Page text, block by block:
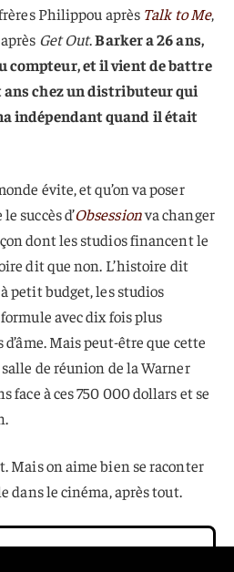
Philippou après Talk to Me,
après Get Out.Barker a 26 ans,
compteur, et il vient de battre
ans chez un distributeur qui
indépendant quand il était
évite, et qu’on va poser
succès d’Obsessionva changer
dont les studios financent le
dit que non. L’histoire dit
petit budget, les studios
avec dix fois plus
Mais peut-être que cette
de réunion de la Warner
face à ces 750 000 dollars et se
Mais on aime bien se raconter
dans le cinéma, après tout.